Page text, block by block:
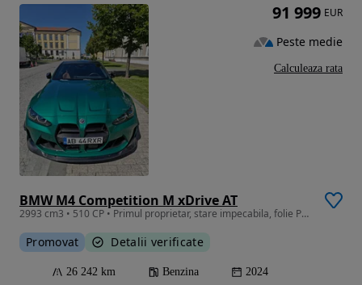
BMW M4 Competition M xDrive AT
2993 cm3 • 510 CP • Primul proprietar, stare impecabila, folie PPF premium.
Promovat Detalii verificate
26 242 km Benzina 2024
91 999 EUR
Peste medie
Calculeaza rata